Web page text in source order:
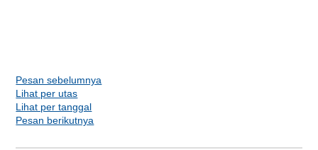
Pesan sebelumnya
Lihat per utas
Lihat per tanggal
Pesan berikutnya